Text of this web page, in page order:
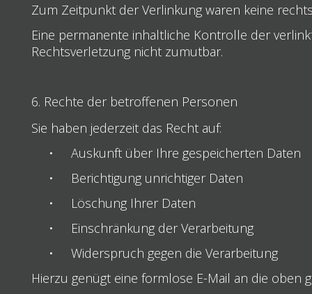
Zum Zeitpunkt der Verlinkung waren keine
Eine permanente inhaltliche Kontrolle der
Rechtsverletzung nicht zumutbar.
6. Rechte der betroffenen Personen
Sie haben jederzeit das Recht auf:
•
Auskunft über Ihre gespeicherten Daten
•
Berichtigung unrichtiger Daten
•
Löschung Ihrer Daten
•
Einschränkung der Verarbeitung
•
Widerspruch gegen die Verarbeitung
Hierzu genügt eine formlose E-Mail an die oben